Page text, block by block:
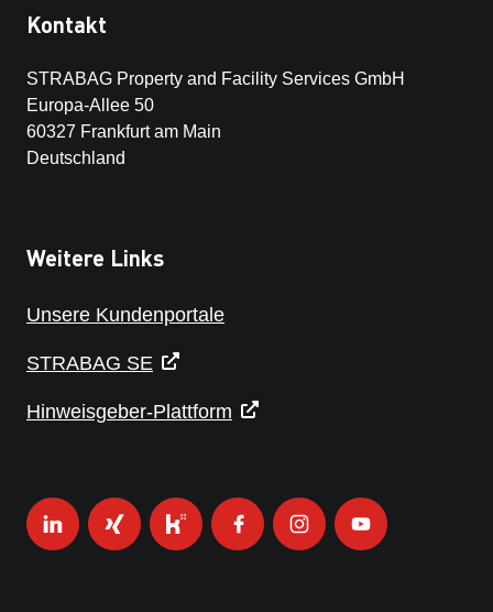
Kontakt
STRABAG Property and Facility Services GmbH
Europa-Allee 50
60327 Frankfurt am Main
Deutschland
Weitere Links
Unsere Kundenportale
STRABAG SE
Hinweisgeber-Plattform